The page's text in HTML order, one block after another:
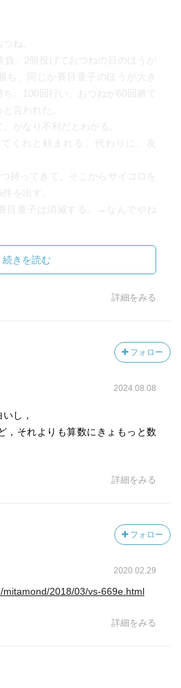
ね。
負。2個投げておつねの目のほうが
ち、同じか賽目童子のほうが大き
。100回行い、おつねが60回勝て
言われた。
かなり不利だとわかる。
くれと頼まれる。代わりに、友
持ってきて、そこからサイコロを
を出す。
目童子は消滅する。→なんでやね
ちの亡霊。
ぴったり敷き詰めることは不可
違う目方の味噌を供えよ。もっと
出してるねんというツッコミは
続きを読む
詳細をみる
フォロー
2024.08.08
し，
，それよりも算数にきょもっと数
詳細をみる
フォロー
2020.02.29
mitamond/2018/03/vs-669e.html
詳細をみる